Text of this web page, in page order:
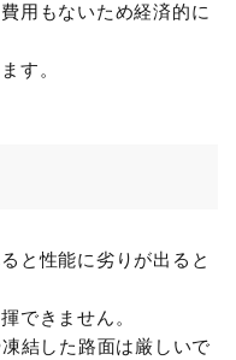
用もないため経済的に
す。
と性能に劣りが出ると
できません。
結した路面は厳しいで